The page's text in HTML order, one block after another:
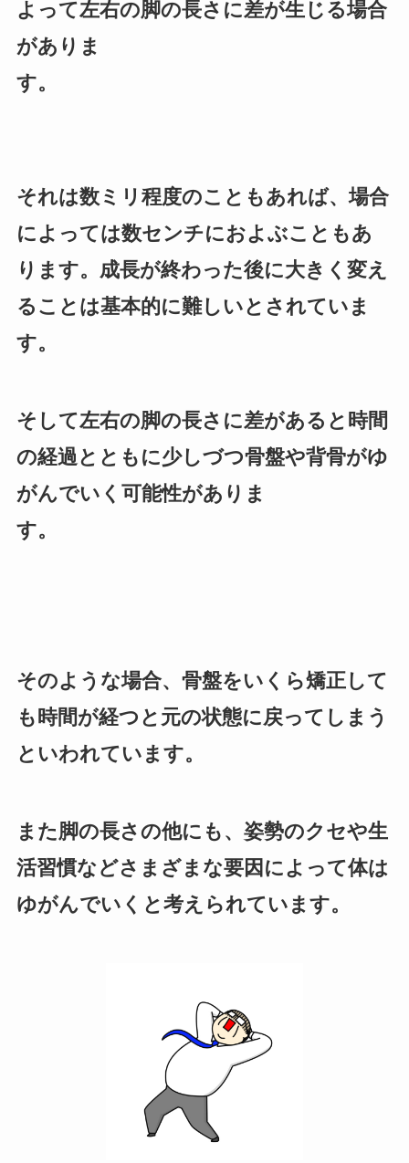
よって左右の脚の長さに差が生じる場合
がありま
す。
それは数ミリ程度のこともあれば、場合
によっては数センチにおよぶこともあ
ります。成長が終わった後に大きく変え
ることは基本的に難しいとされていま
す。
そして左右の脚の長さに差があると時間
の経過とともに少しづつ骨盤や背骨がゆ
がんでいく可能性がありま
す。
そのような場合、骨盤をいくら矯正して
も時間が経つと元の状態に戻ってしまう
といわれています。
また脚の長さの他にも、姿勢のクセや生
活習慣などさまざまな要因によって体は
ゆがんでいくと考えられています。